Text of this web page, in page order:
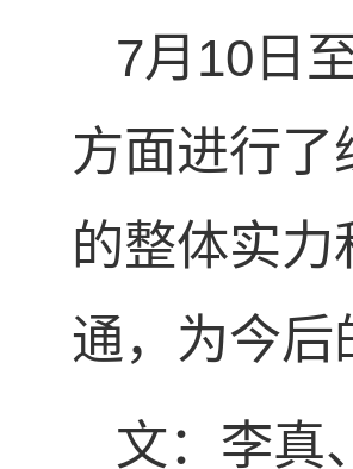
7月10日
方面进行
的整体实
通，为今后
文：李真